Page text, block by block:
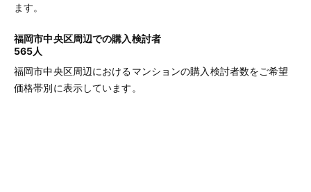
ます。
福岡市中央区周辺での購入検討者
565人
福岡市中央区周辺におけるマンションの購入検討者数をご希望
価格帯別に表示しています。